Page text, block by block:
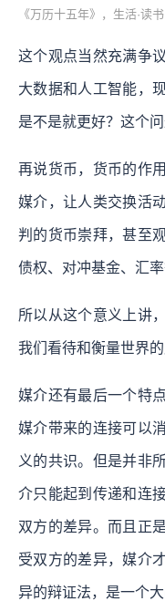
《万历十五年》，生活·读
这个观点当然充满争
大数据和人工智能，
是不是就更好？这个问
再说货币，货币的作
媒介，让人类交换活
判的货币崇拜，甚至
债权、对冲基金、汇
所以从这个意义上讲
我们看待和衡量世界
媒介还有最后一个特
媒介带来的连接可以
义的共识。但是并非
介只能起到传递和连
双方的差异。而且正
受双方的差异，媒介
异的辩证法，是一个